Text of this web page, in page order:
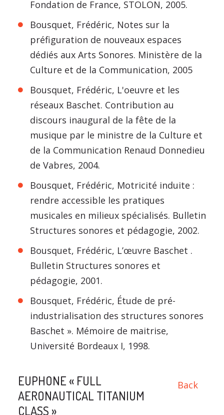
Fondation de France, STOLON, 2005.
Bousquet, Frédéric, Notes sur la
préfiguration de nouveaux espaces
dédiés aux Arts Sonores. Ministère de la
Culture et de la Communication, 2005
Bousquet, Frédéric, L'oeuvre et les
réseaux Baschet. Contribution au
discours inaugural de la fête de la
musique par le ministre de la Culture et
de la Communication Renaud Donnedieu
de Vabres, 2004.
Bousquet, Frédéric, Motricité induite :
rendre accessible les pratiques
musicales en milieux spécialisés. Bulletin
Structures sonores et pédagogie, 2002.
Bousquet, Frédéric, L’œuvre Baschet .
Bulletin Structures sonores et
pédagogie, 2001.
Bousquet, Frédéric, Étude de pré-
industrialisation des structures sonores
Baschet ». Mémoire de maitrise,
Université Bordeaux I, 1998.
Back
EUPHONE « FULL
AERONAUTICAL TITANIUM
CLASS »